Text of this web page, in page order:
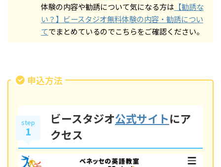
体験の内容や勧誘について気になる方は 【勧誘な
い？】ビースタジオ無料体験の内容・勧誘につい
てでまとめているのでこちらをご確認ください。
申込方法
step
1
ビースタジオ公式サイトにア
クセス